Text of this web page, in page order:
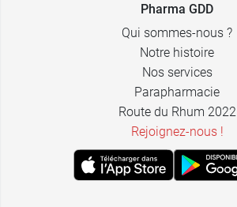
Pharma GDD
Qui sommes-nous ?
Notre histoire
Nos services
Parapharmacie
Route du Rhum 2022
Rejoignez-nous !